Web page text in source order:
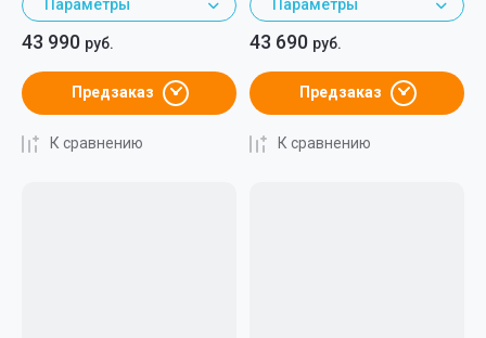
Параметры
43 990 руб.
Предзаказ
К сравнению
Параметры
43 690 руб.
Предзаказ
К сравнению